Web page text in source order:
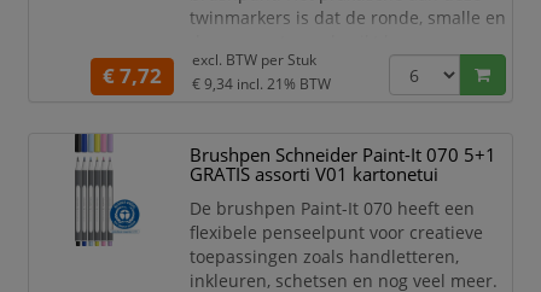
twinmarkers is dat de ronde, smalle en
worden voor detailwerk en de brede en
dikkere punten gebruikt kunnen
egaal in te kleuren. Zo haal je met de
twinmarkers verschillende functies in
huis met één product! De 30 levend
€ 7,72
excl. BTW per Stuk
€ 9,34 incl. 21% BTW
Brushpen Schneider Paint-It 070 5+1
GRATIS assorti V01 kartonetui
De brushpen Paint-It 070 heeft een
flexibele penseelpunt voor creatieve
toepassingen zoals handletteren,
inkleuren, schetsen en nog veel meer.